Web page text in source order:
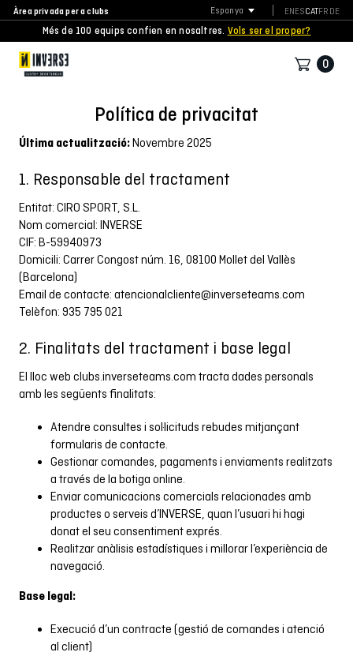
Àrea privada per a clubs
Més de 100 equips confien en nosaltres. Vols ser el proper?
Espanya ENESCATFR DE
0
Política de privacitat
Última actualització:Novembre 2025
1. Responsable del tractament
Entitat: CIRO SPORT, S.L.
Nom comercial: INVERSE
CIF: B-59940973
Domicili: Carrer Congost núm. 16, 08100 Mollet del Vallès
(Barcelona)
Email de contacte: atencionalcliente@inverseteams.com
Telèfon: 935 795 021
2. Finalitats del tractament i base legal
El lloc web clubs.inverseteams.com tracta dades personals
amb les següents finalitats:
Atendre consultes i sol·licituds rebudes mitjançant
formularis de contacte.
Gestionar comandes, pagaments i enviaments realitzats
a través de la botiga online.
Enviar comunicacions comercials relacionades amb
productes o serveis d’INVERSE, quan l’usuari hi hagi
donat el seu consentiment exprés.
Realitzar anàlisis estadístiques i millorar l’experiència de
navegació.
Base legal:
Execució d’un contracte (gestió de comandes i atenció
al client)